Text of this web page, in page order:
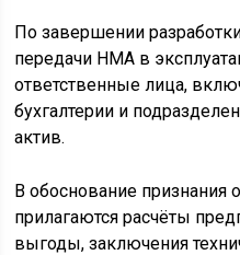
По завершении
передачи НМА в
ответственные лица,
бухгалтерии и
актив.
В обоснование признания
прилагаются расчёты
выгоды, заключения